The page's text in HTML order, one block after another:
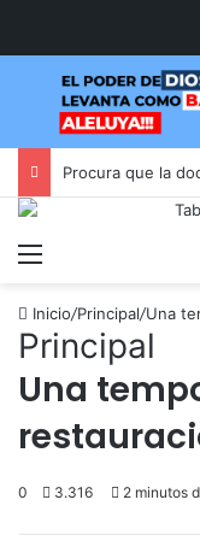
Inicio/Principal/Una
Principal
Una
0 3.316 2 minutos